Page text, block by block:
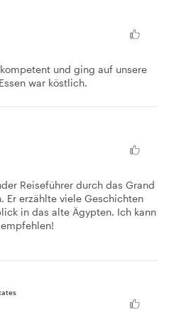
und ging auf unsere
war köstlich.
Reiseführer durch das Grand
Er erzählte viele Geschichten
in das alte Ägypten. Ich kann